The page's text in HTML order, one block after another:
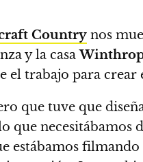
Country nos
y la casa
el trabajo para crear
que tuve que
que necesitábamos
estábamos